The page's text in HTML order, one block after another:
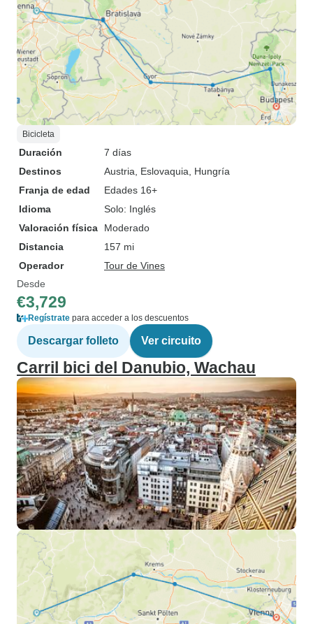
Bicicleta
Duración
7 días
Destinos
Austria , Eslovaquia , Hungría
Franja de edad
Edades 16+
Idioma
Solo: Inglés
Valoración física
Moderado
Distancia
157 mi
Operador
Tour de Vines
Desde
€3,729
Regístrate para acceder a los descuentos
Descargar folleto Ver circuito
Carril bici del Danubio, Wachau